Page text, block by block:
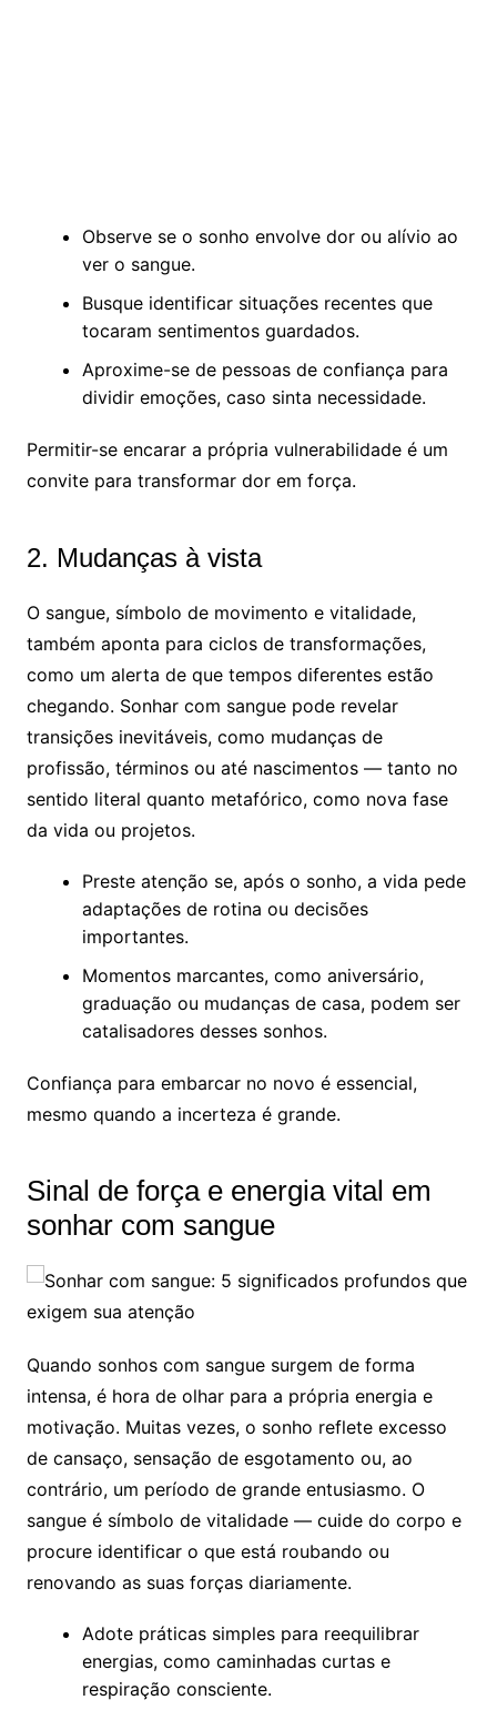
Observe se o sonho envolve dor ou alívio ao
ver o sangue.
Busque identificar situações recentes que
tocaram sentimentos guardados.
Aproxime-se de pessoas de confiança para
dividir emoções, caso sinta necessidade.
Permitir-se encarar a própria vulnerabilidade é um
convite para transformar dor em força.
2. Mudanças à vista
O sangue, símbolo de movimento e vitalidade,
também aponta para ciclos de transformações,
como um alerta de que tempos diferentes estão
chegando. Sonhar com sangue pode revelar
transições inevitáveis, como mudanças de
profissão, términos ou até nascimentos — tanto no
sentido literal quanto metafórico, como nova fase
da vida ou projetos.
Preste atenção se, após o sonho, a vida pede
adaptações de rotina ou decisões
importantes.
Momentos marcantes, como aniversário,
graduação ou mudanças de casa, podem ser
catalisadores desses sonhos.
Confiança para embarcar no novo é essencial,
mesmo quando a incerteza é grande.
Sinal de força e energia vital em
sonhar com sangue
Quando sonhos com sangue surgem de forma
intensa, é hora de olhar para a própria energia e
motivação. Muitas vezes, o sonho reflete excesso
de cansaço, sensação de esgotamento ou, ao
contrário, um período de grande entusiasmo. O
sangue é símbolo de vitalidade — cuide do corpo e
procure identificar o que está roubando ou
renovando as suas forças diariamente.
Adote práticas simples para reequilibrar
energias, como caminhadas curtas e
respiração consciente.